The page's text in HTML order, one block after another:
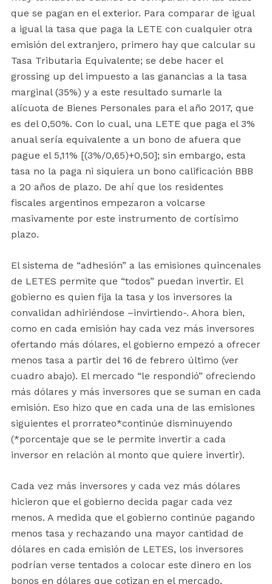
que se pagan en el exterior. Para comparar de igual
a igual la tasa que paga la LETE con cualquier otra
emisión del extranjero, primero hay que calcular su
Tasa Tributaria Equivalente; se debe hacer el
grossing up del impuesto a las ganancias a la tasa
marginal (35%) y a este resultado sumarle la
alícuota de Bienes Personales para el año 2017, que
es del 0,50%. Con lo cual, una LETE que paga el 3%
anual sería equivalente a un bono de afuera que
pague el 5,11% [(3%/0,65)+0,50]; sin embargo, esta
tasa no la paga ni siquiera un bono calificación BBB
a 20 años de plazo. De ahí que los residentes
fiscales argentinos empezaron a volcarse
masivamente por este instrumento de cortísimo
plazo.
El sistema de “adhesión” a las emisiones quincenales
de LETES permite que “todos” puedan invertir. El
gobierno es quien fija la tasa y los inversores la
convalidan adhiriéndose –invirtiendo-. Ahora bien,
como en cada emisión hay cada vez más inversores
ofertando más dólares, el gobierno empezó a ofrecer
menos tasa a partir del 16 de febrero último (ver
cuadro abajo). El mercado “le respondió” ofreciendo
más dólares y más inversores que se suman en cada
emisión. Eso hizo que en cada una de las emisiones
siguientes el prorrateo*continúe disminuyendo
(*porcentaje que se le permite invertir a cada
inversor en relación al monto que quiere invertir).
Cada vez más inversores y cada vez más dólares
hicieron que el gobierno decida pagar cada vez
menos. A medida que el gobierno continúe pagando
menos tasa y rechazando una mayor cantidad de
dólares en cada emisión de LETES, los inversores
podrían verse tentados a colocar este dinero en los
bonos en dólares que cotizan en el mercado.